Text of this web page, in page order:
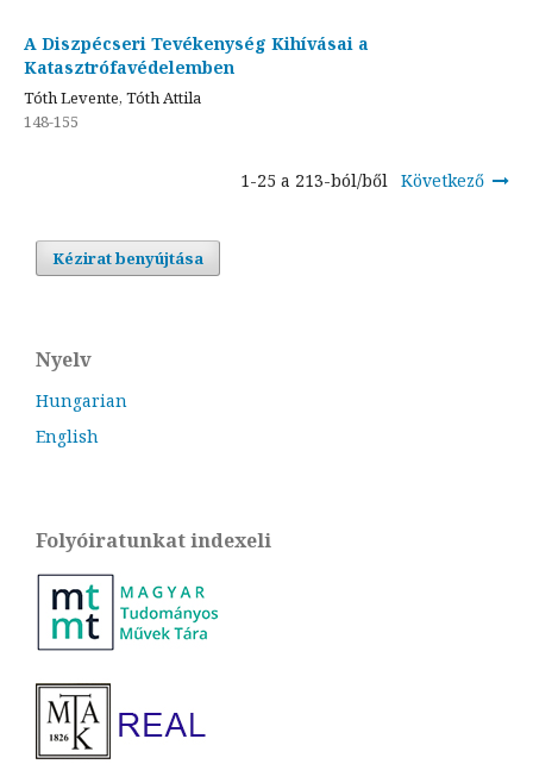
A Diszpécseri Tevékenység Kihívásai a
Katasztrófavédelemben
Tóth Levente, Tóth Attila
148-155
1-25 a 213-ból/ből Következő
Kézirat benyújtása
Nyelv
Hungarian
English
Folyóiratunkat indexeli